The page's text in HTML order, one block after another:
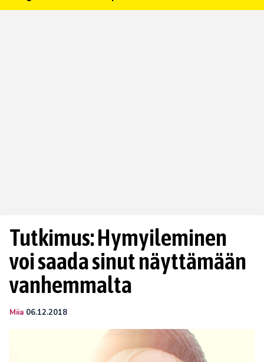
Tutkimus: Hymyileminen
voi saada sinut näyttämään
vanhemmalta
Miia 06.12.2018